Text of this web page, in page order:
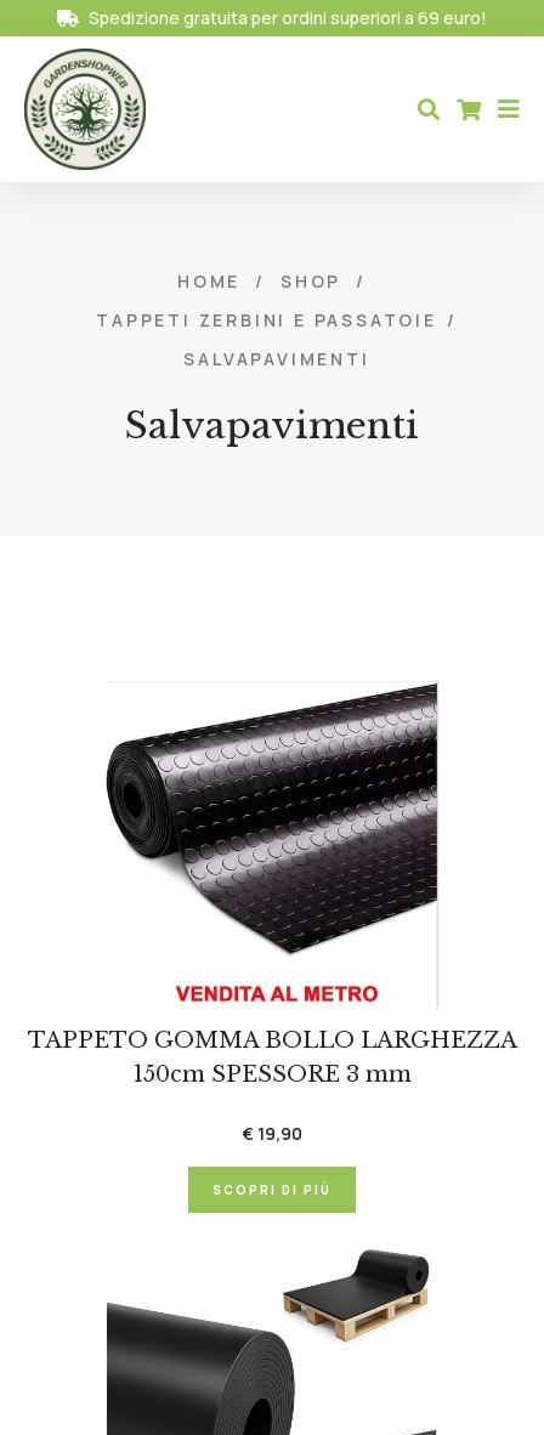
Spedizione gratuita per ordini superiori a 69 euro!
HOME / SHOP
/
TAPPETI ZERBINI E PASSATOIE
/
SALVAPAVIMENTI
Salvapavimenti
TAPPETO GOMMA BOLLO LARGHEZZA
150cm SPESSORE 3 mm
€ 19,90
SCOPRI DI PIÙ